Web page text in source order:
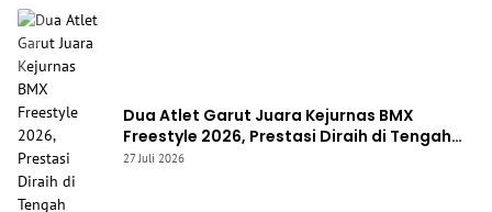
Dua Atlet Garut Juara Kejurnas BMX
Freestyle 2026, Prestasi Diraih di Tengah
Keterbatasan Fasilitas
27 Juli 2026